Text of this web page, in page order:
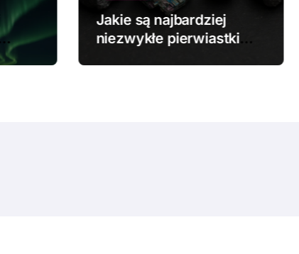
Jakie są najbardziej
niezwykłe pierwiastki